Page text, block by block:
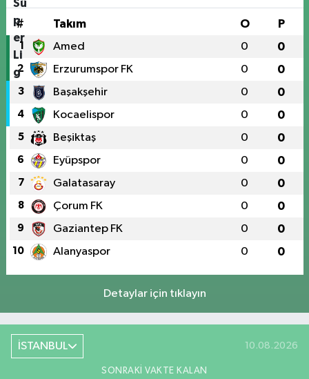
# Takım O P
1 Amed 0 0
2 Erzurumspor FK 0 0
3 Başakşehir 0 0
4 Kocaelispor 0 0
5 Beşiktaş 0 0
6 Eyüpspor 0 0
7 Galatasaray 0 0
8 Çorum FK 0 0
9 Gaziantep FK 0 0
10 Alanyaspor 0 0
Detaylar için tıklayın
İSTANBUL 10.08.2026
SONRAKI VAKTE KALAN